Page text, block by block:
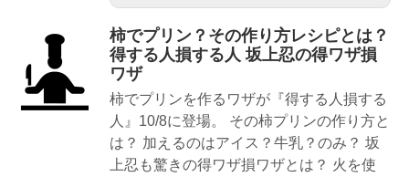
柿でプリン？その作り方レシピとは？
得する人損する人 坂上忍の得ワザ損
ワザ
柿でプリンを作るワザが『得する人損する
人』10/8に登場。 その柿プリンの作り方と
は？ 加えるのはアイス？牛乳？のみ？ 坂
上忍も驚きの得ワザ損ワザとは？ 火を使